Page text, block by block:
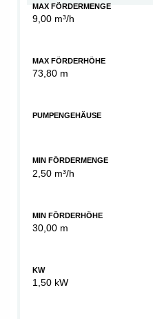
MAX FÖRDERMENGE
9,00 m³/h
MAX FÖRDERHÖHE
73,80 m
PUMPENGEHÄUSE
MIN FÖRDERMENGE
2,50 m³/h
MIN FÖRDERHÖHE
30,00 m
KW
1,50 kW